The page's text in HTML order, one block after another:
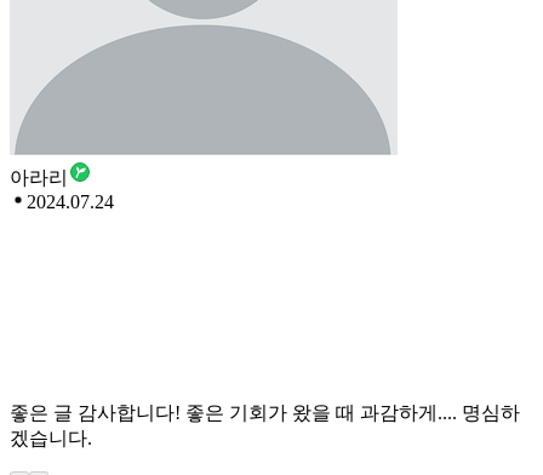
아라리
2024.07.24
좋은 글 감사합니다! 좋은 기회가 왔을 때 과감하게.... 명심하
겠습니다.